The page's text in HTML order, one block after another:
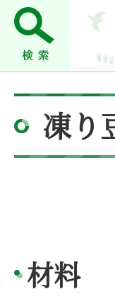
凍り
材料